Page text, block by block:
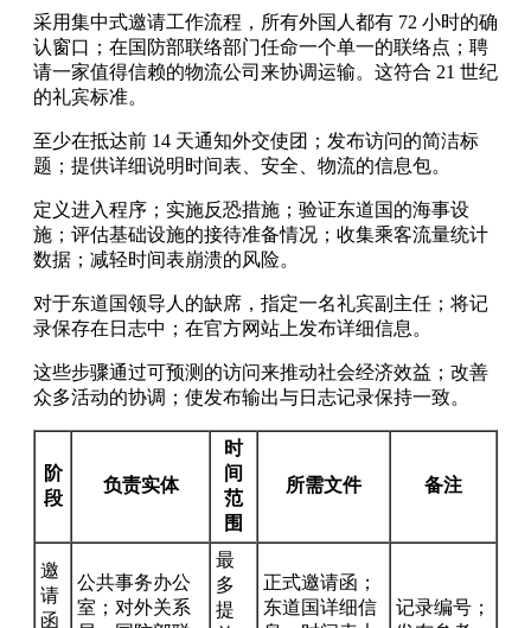
采用集中式邀请工作流程，所有外国人都有 72 小时的确
认窗口；在国防部联络部门任命一个单一的联络点；聘
请一家值得信赖的物流公司来协调运输。这符合 21 世纪
的礼宾标准。
至少在抵达前 14 天通知外交使团；发布访问的简洁标
题；提供详细说明时间表、安全、物流的信息包。
定义进入程序；实施反恐措施；验证东道国的海事设
施；评估基础设施的接待准备情况；收集乘客流量统计
数据；减轻时间表崩溃的风险。
对于东道国领导人的缺席，指定一名礼宾副主任；将记
录保存在日志中；在官方网站上发布详细信息。
这些步骤通过可预测的访问来推动社会经济效益；改善
众多活动的协调；使发布输出与日志记录保持一致。
阶
段
负责实体
时
间
范
围
所需文件 备注
邀
请
函
公共事务办公
室；对外关系
最
多
提
正式邀请函；
东道国详细信
记录编号；